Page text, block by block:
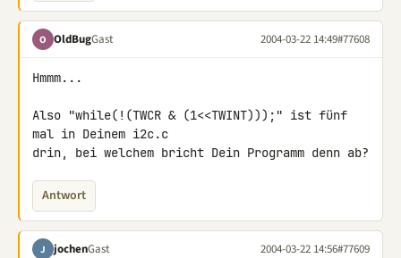
O OldBugGast 2004-03-22 14:49#77608
Hmmm...
Also "while(!(TWCR & (1<<TWINT)));" ist fünf
mal in Deinem i2c.c
drin, bei welchem bricht Dein Programm denn ab?
Antwort
J jochenGast 2004-03-22 14:56#77609